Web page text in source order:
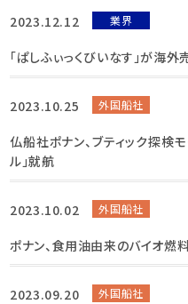
2023.12.12 業界
「ぱしふぃっくびいなす」が海
2023.10.25 外国船社
仏船社ポナン、ブティック探検
ル」就航
2023.10.02 外国船社
ポナン、食用油由来のバイオ燃
2023.09.20 外国船社